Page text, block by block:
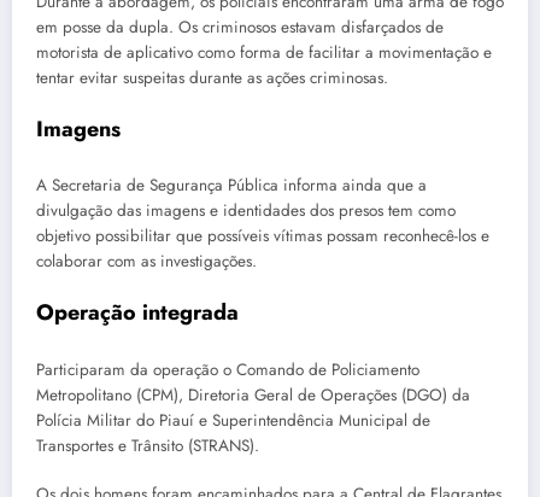
em posse da dupla. Os criminosos estavam disfarçados de
motorista de aplicativo como forma de facilitar a movimentação e
tentar evitar suspeitas durante as ações criminosas.
Imagens
A Secretaria de Segurança Pública informa ainda que a
divulgação das imagens e identidades dos presos tem como
objetivo possibilitar que possíveis vítimas possam reconhecê-los e
colaborar com as investigações.
Operação integrada
Participaram da operação o Comando de Policiamento
Metropolitano (CPM), Diretoria Geral de Operações (DGO) da
Polícia Militar do Piauí e Superintendência Municipal de
Transportes e Trânsito (STRANS).